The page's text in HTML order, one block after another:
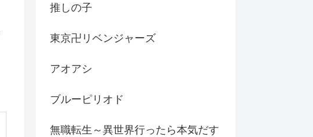
推しの子
東京卍リベンジャーズ
アオアシ
ブルーピリオド
無職転生～異世界行ったら本気だす